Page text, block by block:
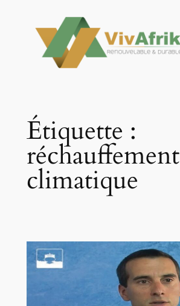
contenu
Étiquette :
réchauffement
climatique